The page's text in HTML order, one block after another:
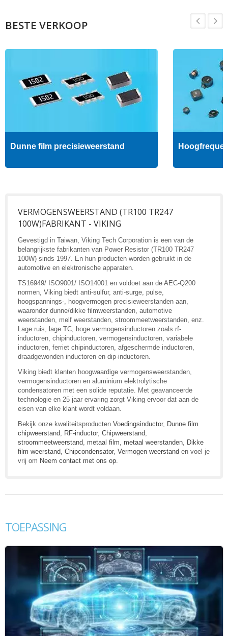
BESTE VERKOOP
Dunne film precisieweerstand
VERMOGENSWEERSTAND (TR100 TR247
100W)FABRIKANT - VIKING
Gevestigd in Taiwan, Viking Tech Corporation is een van de
belangrijkste fabrikanten van Power Resistor (TR100 TR247
100W) sinds 1997. En hun producten worden gebruikt in de
automotive en elektronische apparaten.
TS16949/ ISO9001/ ISO14001 en voldoet aan de AEC-Q200
normen, Viking biedt anti-sulfur, anti-surge, pulse,
hoogspannings-, hoogvermogen precisieweerstanden aan,
waaronder dunne/dikke filmweerstanden, automotive
weerstanden, melf weerstanden, stroommeetweerstanden, enz.
Lage ruis, lage TC, hoge vermogensinductoren zoals rf-
inductoren, chipinductoren, vermogensinductoren, variabele
inductoren, ferriet chipinductoren, afgeschermde inductoren,
draadgewonden inductoren en dip-inductoren.
Viking biedt klanten hoogwaardige vermogensweerstanden,
vermogensinductoren en aluminium elektrolytische
condensatoren met een solide reputatie. Met geavanceerde
technologie en 25 jaar ervaring zorgt Viking ervoor dat aan de
eisen van elke klant wordt voldaan.
Bekijk onze kwaliteitsproducten Voedingsinductor, Dunne film
chipweerstand, RF-inductor, Chipweerstand,
stroommeetweerstand, metaal film, metaal weerstanden, Dikke
film weerstand, Chipcondensator, Vermogen weerstand en voel je
vrij om Neem contact met ons op.
TOEPASSING